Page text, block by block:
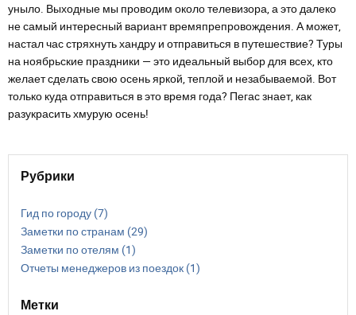
уныло. Выходные мы проводим около телевизора, а это далеко
не самый интересный вариант времяпрепровождения. А может,
настал час стряхнуть хандру и отправиться в путешествие? Туры
на ноябрьские праздники — это идеальный выбор для всех, кто
желает сделать свою осень яркой, теплой и незабываемой. Вот
только куда отправиться в это время года? Пегас знает, как
разукрасить хмурую осень!
Рубрики
Гид по городу (7)
Заметки по странам (29)
Заметки по отелям (1)
Отчеты менеджеров из поездок (1)
Метки